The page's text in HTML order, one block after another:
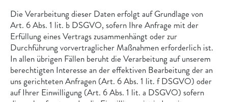
Die Verarbeitung dieser Daten erfolgt auf Grundlage von
Art. 6 Abs. 1 lit. b DSGVO, sofern Ihre Anfrage mit der
Erfüllung eines Vertrags zusammenhängt oder zur
Durchführung vorvertraglicher Maßnahmen erforderlich ist.
In allen übrigen Fällen beruht die Verarbeitung auf unserem
berechtigten Interesse an der effektiven Bearbeitung der an
uns gerichteten Anfragen (Art. 6 Abs. 1 lit. f DSGVO) oder
auf Ihrer Einwilligung (Art. 6 Abs. 1 lit. a DSGVO) sofern